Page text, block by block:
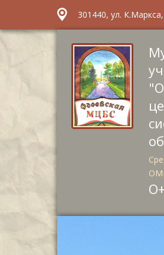
301440, ул.
О+